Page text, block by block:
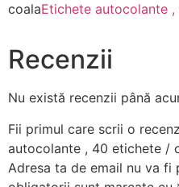
coalaEtichete autocolante
Recenzii
Nu există recenzii până
Fii primul care scrii o
autocolante , 40 etichete /
Adresa ta de email nu va fi